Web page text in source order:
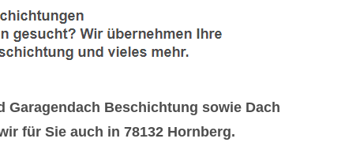
Beschichtung sowie Dach
für Sie auch in 78132 Hornberg.